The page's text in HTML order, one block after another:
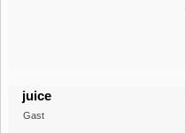
juice
Gast